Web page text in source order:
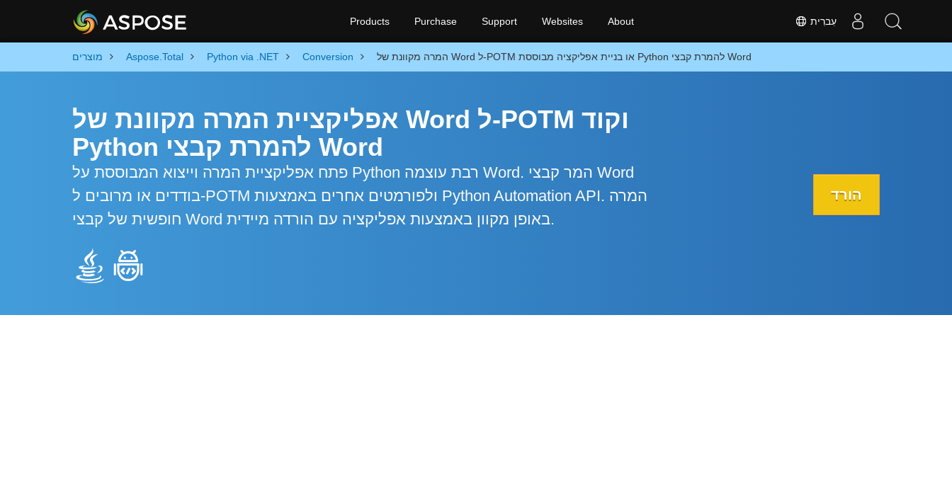
עִברִית Products Purchase Support Websites About
מוצרים Aspose.Total Python via .NET Conversion המרה מקוונת של Word ל-POTM או בניית אפליקציה מבוססת Python להמרת קבצי Word
אפליקציית המרה מקוונת של Word ל-POTM וקוד
Python להמרת קבצי Word
פתח אפליקציית המרה וייצוא המבוססת על Python רבת עוצמה Word. המר קבצי Word
בודדים או מרובים ל-POTM ולפורמטים אחרים באמצעות Python Automation API. המרה
חופשית של קבצי Word באופן מקוון באמצעות אפליקציה עם הורדה מיידית.
הורד